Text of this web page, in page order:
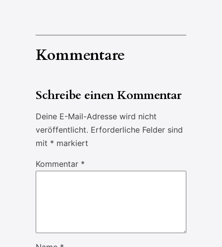
Kommentare
Schreibe einen Kommentar
Deine E-Mail-Adresse wird nicht
veröffentlicht. Erforderliche Felder sind
mit * markiert
Kommentar *